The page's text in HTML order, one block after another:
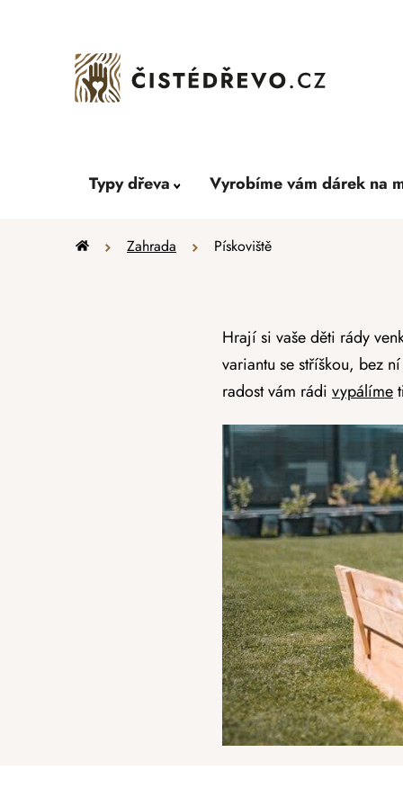
Typy dřeva Vyrobíme vám dárek na
Domů Zahrada Pískoviště
Hrají si vaše děti rády
variantu se stříškou, bez
radost vám rádi vypálíme